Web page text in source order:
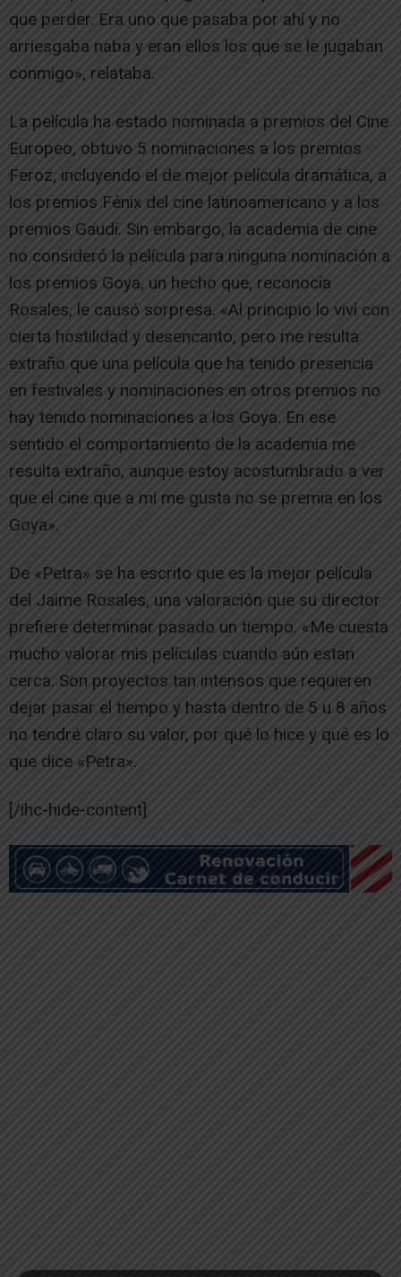
que perder. Era uno que pasaba por ahí y no
arriesgaba naba y eran ellos los que se le jugaban
conmigo», relataba.
La película ha estado nominada a premios del Cine
Europeo, obtuvo 5 nominaciones a los premios
Feroz, incluyendo el de mejor película dramática, a
los premios Fénix del cine latinoamericano y a los
premios Gaudí. Sin embargo, la academia de cine
no consideró la película para ninguna nominación a
los premios Goya, un hecho que, reconocía
Rosales, le causó sorpresa. «Al principio lo viví con
cierta hostilidad y desencanto, pero me resulta
extraño que una película que ha tenido presencia
en festivales y nominaciones en otros premios no
hay tenido nominaciones a los Goya. En ese
sentido el comportamiento de la academia me
resulta extraño, aunque estoy acostumbrado a ver
que el cine que a mi me gusta no se premia en los
Goya».
De «Petra» se ha escrito que es la mejor película
del Jaime Rosales, una valoración que su director
prefiere determinar pasado un tiempo. «Me cuesta
mucho valorar mis películas cuando aún estan
cerca. Son proyectos tan intensos que requieren
dejar pasar el tiempo y hasta dentro de 5 u 8 años
no tendré claro su valor, por qué lo hice y qué es lo
que dice «Petra».
[/ihc-hide-content]